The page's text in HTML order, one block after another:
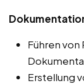
Führen
Erstellung